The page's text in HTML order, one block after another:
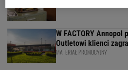
W FACTORY Annopol
Outletowi klienci
MATERIAŁ PROMOCYJNY